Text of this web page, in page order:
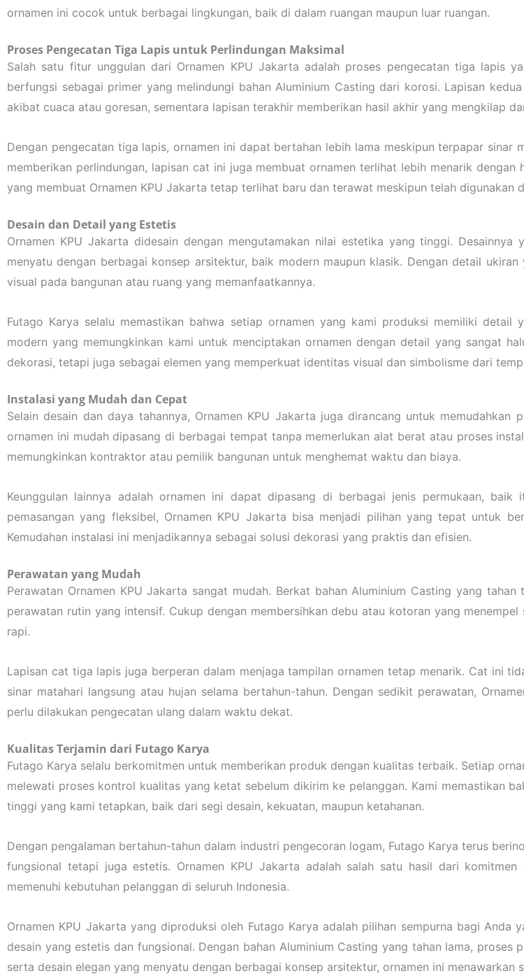
ornamen ini cocok untuk berbagai lingkungan, baik di dalam ruangan maupun luar ruangan.
Proses Pengecatan Tiga Lapis untuk Perlindungan Maksimal
Salah satu fitur unggulan dari Ornamen KPU Jakarta adalah proses pengecatan tiga lapis
berfungsi sebagai primer yang melindungi bahan Aluminium Casting dari korosi. Lapisan
akibat cuaca atau goresan, sementara lapisan terakhir memberikan hasil akhir yang mengkilap
Dengan pengecatan tiga lapis, ornamen ini dapat bertahan lebih lama meskipun terpapar sinar
memberikan perlindungan, lapisan cat ini juga membuat ornamen terlihat lebih menarik
yang membuat Ornamen KPU Jakarta tetap terlihat baru dan terawat meskipun telah digunakan
Desain dan Detail yang Estetis
Ornamen KPU Jakarta didesain dengan mengutamakan nilai estetika yang tinggi. Desainnya
menyatu dengan berbagai konsep arsitektur, baik modern maupun klasik. Dengan detail
visual pada bangunan atau ruang yang memanfaatkannya.
Futago Karya selalu memastikan bahwa setiap ornamen yang kami produksi memiliki detail
modern yang memungkinkan kami untuk menciptakan ornamen dengan detail yang sangat
dekorasi, tetapi juga sebagai elemen yang memperkuat identitas visual dan simbolisme dari
Instalasi yang Mudah dan Cepat
Selain desain dan daya tahannya, Ornamen KPU Jakarta juga dirancang untuk memudahkan
ornamen ini mudah dipasang di berbagai tempat tanpa memerlukan alat berat atau proses
memungkinkan kontraktor atau pemilik bangunan untuk menghemat waktu dan biaya.
Keunggulan lainnya adalah ornamen ini dapat dipasang di berbagai jenis permukaan,
pemasangan yang fleksibel, Ornamen KPU Jakarta bisa menjadi pilihan yang tepat untuk
Kemudahan instalasi ini menjadikannya sebagai solusi dekorasi yang praktis dan efisien.
Perawatan yang Mudah
Perawatan Ornamen KPU Jakarta sangat mudah. Berkat bahan Aluminium Casting yang
perawatan rutin yang intensif. Cukup dengan membersihkan debu atau kotoran yang
rapi.
Lapisan cat tiga lapis juga berperan dalam menjaga tampilan ornamen tetap menarik. Cat ini
sinar matahari langsung atau hujan selama bertahun-tahun. Dengan sedikit perawatan,
perlu dilakukan pengecatan ulang dalam waktu dekat.
Kualitas Terjamin dari Futago Karya
Futago Karya selalu berkomitmen untuk memberikan produk dengan kualitas terbaik. Setiap
melewati proses kontrol kualitas yang ketat sebelum dikirim ke pelanggan. Kami memastikan
tinggi yang kami tetapkan, baik dari segi desain, kekuatan, maupun ketahanan.
Dengan pengalaman bertahun-tahun dalam industri pengecoran logam, Futago Karya terus
fungsional tetapi juga estetis. Ornamen KPU Jakarta adalah salah satu hasil dari
memenuhi kebutuhan pelanggan di seluruh Indonesia.
Ornamen KPU Jakarta yang diproduksi oleh Futago Karya adalah pilihan sempurna bagi
desain yang estetis dan fungsional. Dengan bahan Aluminium Casting yang tahan lama,
serta desain elegan yang menyatu dengan berbagai konsep arsitektur, ornamen ini menawarkan